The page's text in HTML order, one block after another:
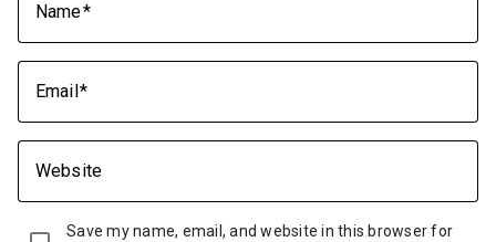
Name
Email
Website
Save my name, email, and website in this browser for